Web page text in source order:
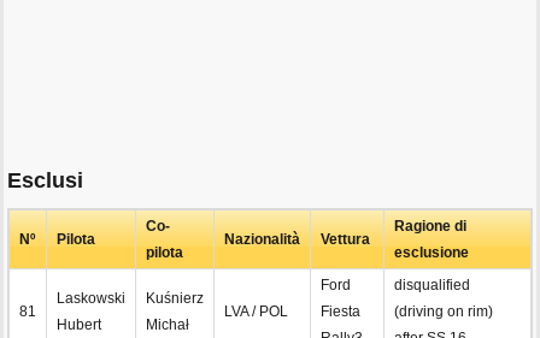
Esclusi
Nº Pilota
Co-
pilota
Nazionalità Vettura
Ragione di
esclusione
81
Laskowski
Hubert
Kuśnierz
Michał
LVA / POL
Ford
Fiesta
disqualified
(driving on rim)